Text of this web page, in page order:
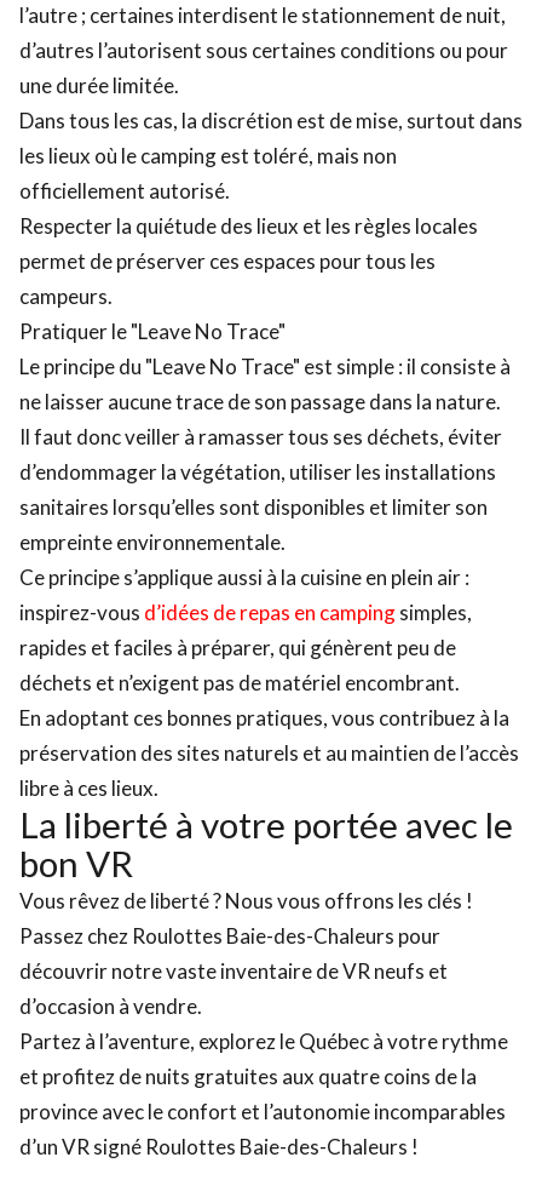
l’autre ; certaines interdisent le stationnement de nuit,
d’autres l’autorisent sous certaines conditions ou pour
une durée limitée.
Dans tous les cas, la discrétion est de mise, surtout dans
les lieux où le camping est toléré, mais non
officiellement autorisé.
Respecter la quiétude des lieux et les règles locales
permet de préserver ces espaces pour tous les
campeurs.
Pratiquer le "Leave No Trace"
Le principe du "Leave No Trace" est simple : il consiste à
ne laisser aucune trace de son passage dans la nature.
Il faut donc veiller à ramasser tous ses déchets, éviter
d’endommager la végétation, utiliser les installations
sanitaires lorsqu’elles sont disponibles et limiter son
empreinte environnementale.
Ce principe s’applique aussi à la cuisine en plein air :
inspirez-vous d’idées de repas en campingsimples,
rapides et faciles à préparer, qui génèrent peu de
déchets et n’exigent pas de matériel encombrant.
En adoptant ces bonnes pratiques, vous contribuez à la
préservation des sites naturels et au maintien de l’accès
libre à ces lieux.
La liberté à votre portée avec le
bon VR
Vous rêvez de liberté ? Nous vous offrons les clés !
Passez chez Roulottes Baie-des-Chaleurs pour
découvrir notre vaste inventaire de VR neufs et
d’occasion à vendre.
Partez à l’aventure, explorez le Québec à votre rythme
et profitez de nuits gratuites aux quatre coins de la
province avec le confort et l’autonomie incomparables
d’un VR signé Roulottes Baie-des-Chaleurs !